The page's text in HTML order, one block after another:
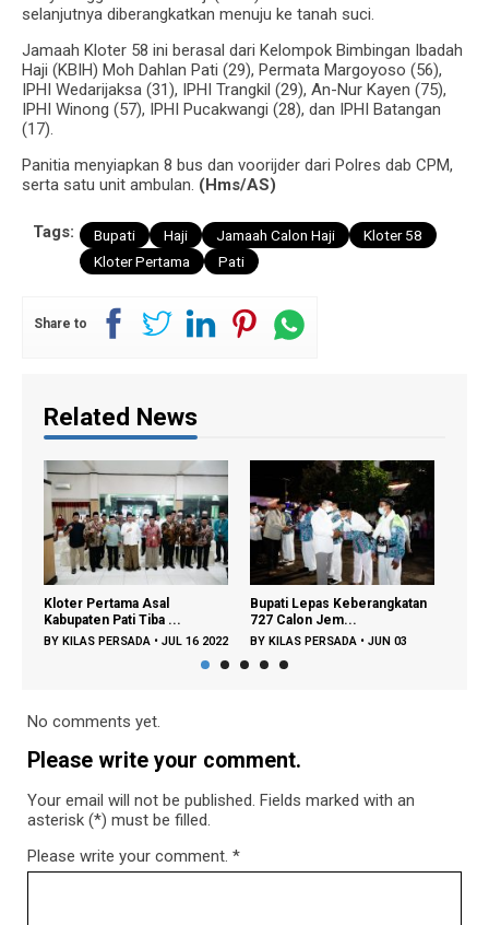
selanjutnya diberangkatkan menuju ke tanah suci.
Jamaah Kloter 58 ini berasal dari Kelompok Bimbingan Ibadah
Haji (KBIH) Moh Dahlan Pati (29), Permata Margoyoso (56),
IPHI Wedarijaksa (31), IPHI Trangkil (29), An-Nur Kayen (75),
IPHI Winong (57), IPHI Pucakwangi (28), dan IPHI Batangan
(17).
Panitia menyiapkan 8 bus dan voorijder dari Polres dab CPM,
serta satu unit ambulan. (Hms/AS)
Tags: Bupati Haji Jamaah Calon Haji
Kloter 58
Kloter Pertama
Pati
Share to
Related News
2022
Bupati Lepas Keberangkatan
727 Calon Jem...
BYKILAS PERSADA • JUN 03
Bupati:IPHI Bisa Bantu
Pemerintah Sukses...
BYKILAS PERSADA •MEI 29 2022
No comments yet.
Please write your comment.
Your email will not be published. Fields marked with an
asterisk (*) must be filled.
Please write your comment. *